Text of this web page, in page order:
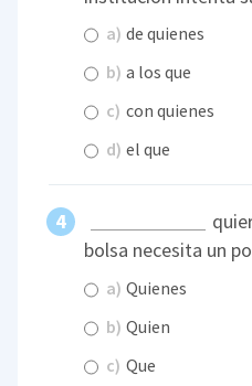
a) de quienes
b) a los que
c) con quienes
d) el que
bolsa necesita un
a) Quienes
b) Quien
c) Que